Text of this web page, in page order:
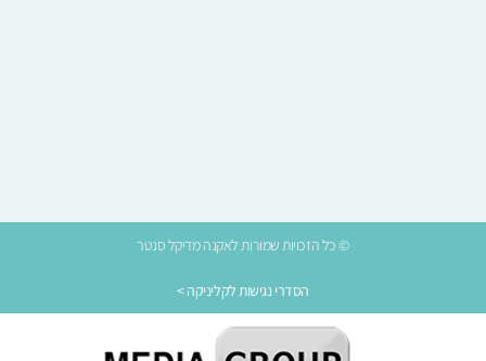
© כל הזכויות שמורות לאקנה מדיקל סנטר
הסדרי נגישות לקליניקה >